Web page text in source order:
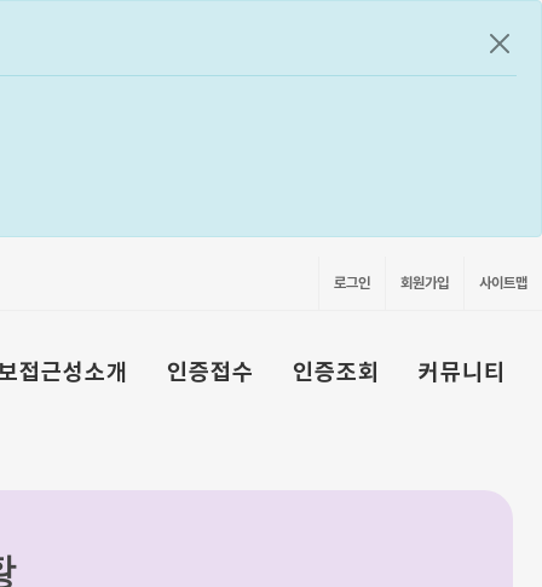
공지
로그인 회원가입 사이트맵
접근성소개 인증접수 인증조회 커뮤니티